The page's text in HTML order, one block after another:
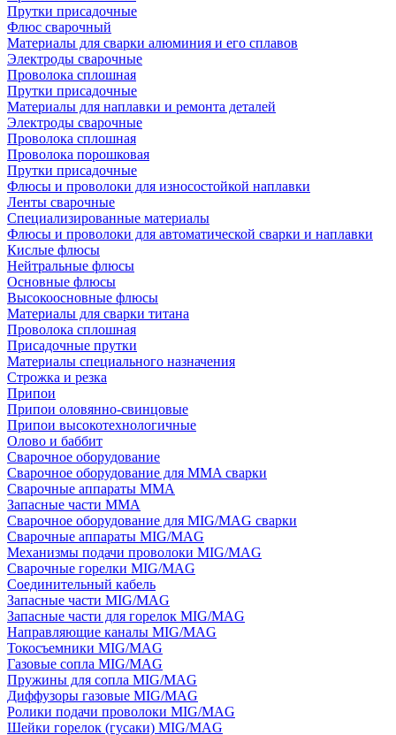
Прутки присадочные
Флюс сварочный
Материалы для сварки алюминия и его сплавов
Электроды сварочные
Проволока сплошная
Прутки присадочные
Материалы для наплавки и ремонта деталей
Электроды сварочные
Проволока сплошная
Проволока порошковая
Прутки присадочные
Флюсы и проволоки для износостойкой наплавки
Ленты сварочные
Специализированные материалы
Флюсы и проволоки для автоматической сварки и наплавки
Кислые флюсы
Нейтральные флюсы
Основные флюсы
Высокоосновные флюсы
Материалы для сварки титана
Проволока сплошная
Присадочные прутки
Материалы специального назначения
Строжка и резка
Припои
Припои оловянно-свинцовые
Припои высокотехнологичные
Олово и баббит
Сварочное оборудование
Сварочное оборудование для MMA сварки
Сварочные аппараты MMA
Запасные части MMA
Сварочное оборудование для MIG/MAG сварки
Сварочные аппараты MIG/MAG
Механизмы подачи проволоки MIG/MAG
Сварочные горелки MIG/MAG
Соединительный кабель
Запасные части MIG/MAG
Запасные части для горелок MIG/MAG
Направляющие каналы MIG/MAG
Токосъемники MIG/MAG
Газовые сопла MIG/MAG
Пружины для сопла MIG/MAG
Диффузоры газовые MIG/MAG
Ролики подачи проволоки MIG/MAG
Шейки горелок (гусаки) MIG/MAG